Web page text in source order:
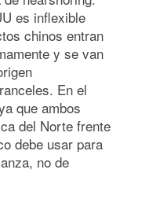
es inflexible
chinos entran
y se van
En el
que ambos
del Norte frente
debe usar para
no de